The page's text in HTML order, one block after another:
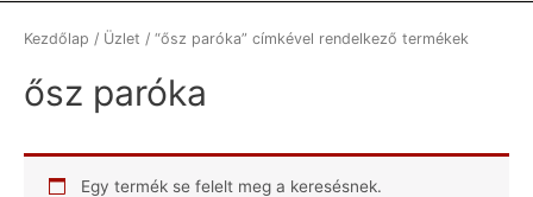
Kezdőlap / Üzlet / “ősz paróka” címkével rendelkező termékek
ősz paróka
Egy termék se felelt meg a keresésnek.